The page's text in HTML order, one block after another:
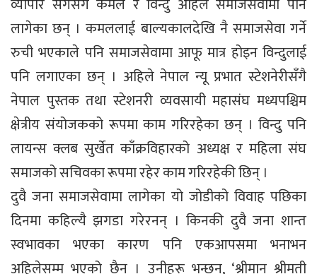
व्यापार सँगसँगै कमल र विन्दु अहिले समाजसेवामा पनि
लागेका छन् । कमललाई बाल्यकालदेखि नै समाजसेवा गर्ने
रुची भएकाले पनि समाजसेवामा आफू मात्र होइन विन्दुलाई
पनि लगाएका छन् । अहिले नेपाल न्यू प्रभात स्टेशनेरीसँगै
नेपाल पुस्तक तथा स्टेशनरी व्यवसायी महासंघ मध्यपश्चिम
क्षेत्रीय संयोजकको रूपमा काम गरिरहेका छन् । विन्दु पनि
लायन्स क्लब सुर्खेत काँक्रविहारको अध्यक्ष र महिला संघ
समाजको सचिवका रूपमा रहेर काम गरिरहेकी छिन् ।
दुवै जना समाजसेवामा लागेका यो जोडीको विवाह पछिका
दिनमा कहिल्यै झगडा गरेरनन् । किनकी दुवै जना शान्त
स्वभावका भएका कारण पनि एकआपसमा भनाभन
अहिलेसम्म भएको छैन । उनीहरू भन्छन्, ‘श्रीमान् श्रीमती